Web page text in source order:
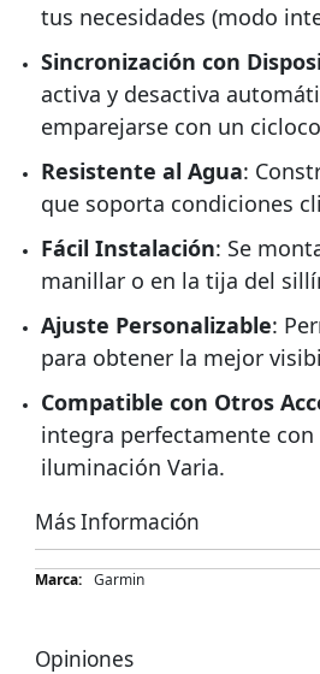
tus necesidades (modo
Sincronización con
activa y desactiva
emparejarse con un
Resistente al Agua:
que soporta condiciones
Fácil Instalación: Se
manillar o en la tija del
Ajuste Personalizable:
para obtener la mejor
Compatible con Otros
integra perfectamente
iluminación Varia.
Más Información
Más
Garmin
Opiniones